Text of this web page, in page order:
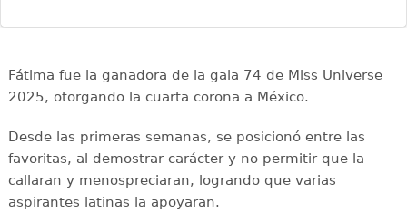
Fátima fue la ganadora de la gala 74 de Miss Universe
2025, otorgando la cuarta corona a México.
Desde las primeras semanas, se posicionó entre las
favoritas, al demostrar carácter y no permitir que la
callaran y menospreciaran, logrando que varias
aspirantes latinas la apoyaran.